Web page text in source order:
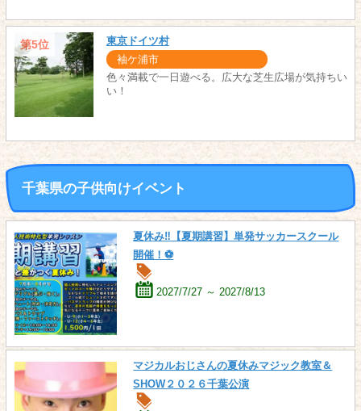
第5位 東京ドイツ村
袖ケ浦市
色々満載で一日遊べる。広大な芝生広場が気持ちい
い！
千葉県の子供向けイベント
夏休み‼【夏期講習】単発サッカースクール
開催！⚽
2027/7/27 ～ 2027/8/13
マジカルおじさんの夏休みマジック教室＆
SHOW２０２６千葉公演